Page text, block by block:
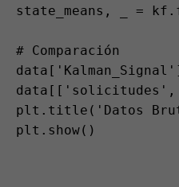
data[['solicitudes',
plt.show()
6. Interpretación
para el Negocio